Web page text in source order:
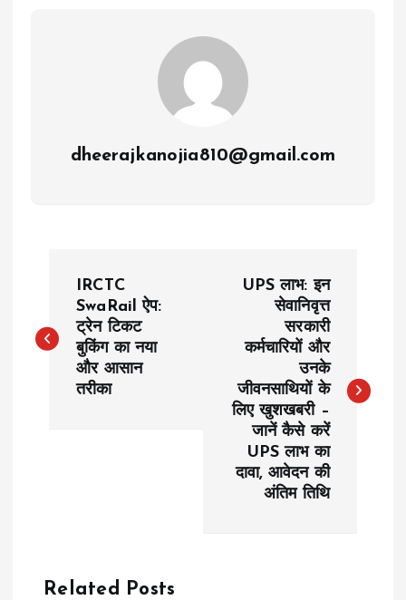
dheerajkanojia810@gmail.com
s
IRCTC
SwaRail ऐप:
ट्रेन टिकट
बुकिंग का नया
और आसान
तरीका
UPS लाभ: इन
सेवानिवृत्त
सरकारी
कर्मचारियों और
उनके
जीवनसाथियों के
लिए खुशखबरी –
जानें कैसे करें
UPS लाभ का
दावा, आवेदन की
अंतिम तिथि
Related Posts